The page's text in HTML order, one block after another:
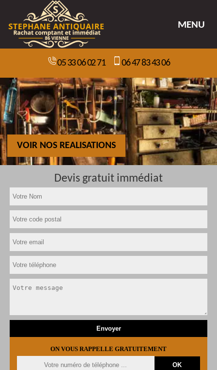
MENU
05 33 06 02 71 06 47 83 43 06
VOIR NOS REALISATIONS
Devis gratuit immédiat
ON VOUS RAPPELLE GRATUITEMENT